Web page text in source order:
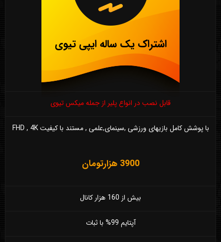
اشتراک یک ساله ایپی تیوی
قابل نصب در انواع پلیر از جمله میکس تیوی
با پوشش کامل بازیهای ورزشی ,سینمای,علمی , مستند با کیفیت FHD , 4K
3900 هزارتومان
بیش از 160 هزار کانال
آپتایم 99% با ثبات